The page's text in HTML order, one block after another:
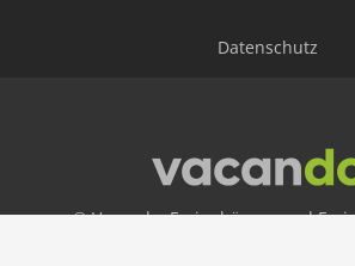
Datenschutz
© Vacando: Ferienhäuser und